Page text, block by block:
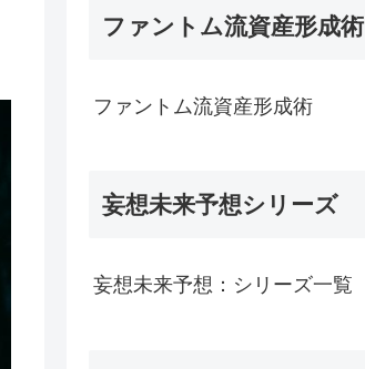
ファントム流資産形成術
ファントム流資産形成術
妄想未来予想シリーズ
妄想未来予想：シリーズ一覧